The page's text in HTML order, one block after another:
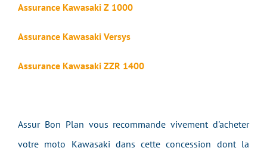
Assurance Kawasaki Z 1000
Assurance Kawasaki Versys
Assurance Kawasaki ZZR 1400
Assur Bon Plan vous recommande vivement d'acheter
votre moto Kawasaki dans cette concession dont la